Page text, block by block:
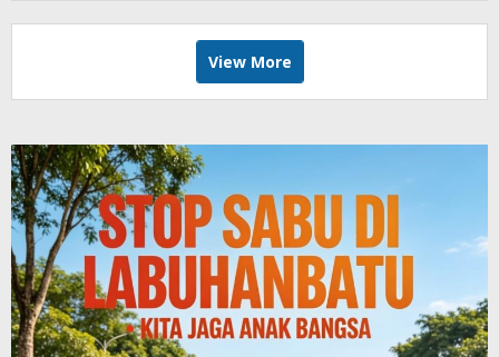
View More